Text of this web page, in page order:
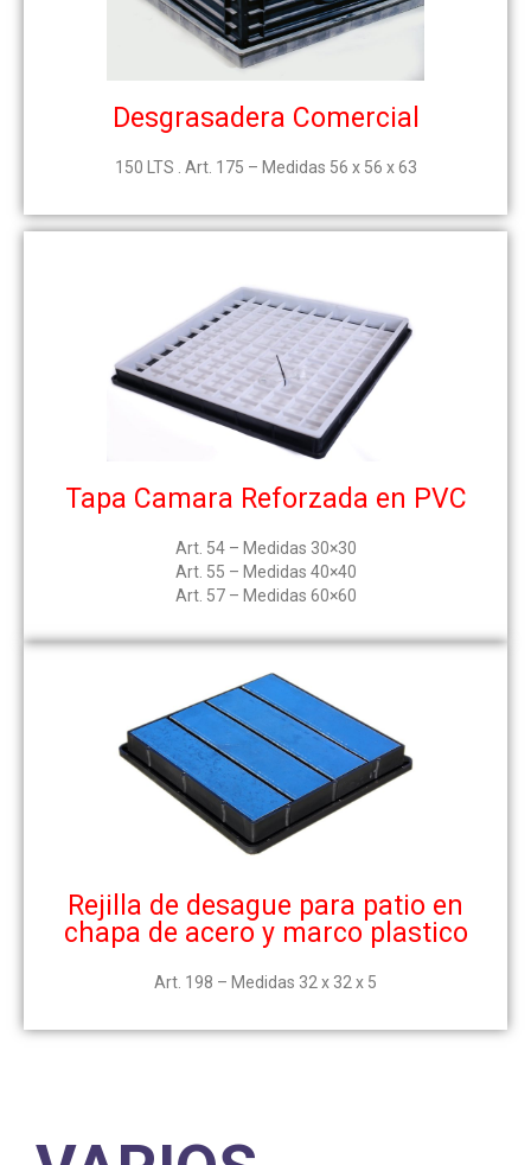
Desgrasadera Comercial
150 LTS . Art. 175 – Medidas 56 x 56 x 63
Tapa Camara Reforzada en PVC
Art. 54 – Medidas 30×30
Art. 55 – Medidas 40×40
Art. 57 – Medidas 60×60
Rejilla de desague para patio en
chapa de acero y marco plastico
Art. 198 – Medidas 32 x 32 x 5